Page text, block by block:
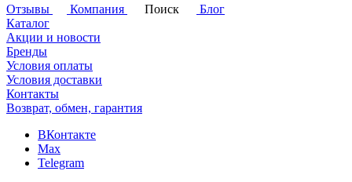
Отзывы
Компания Поиск
Блог
Каталог
Акции и новости
Бренды
Условия оплаты
Условия доставки
Контакты
Возврат, обмен, гарантия
ВКонтакте
Max
Telegram